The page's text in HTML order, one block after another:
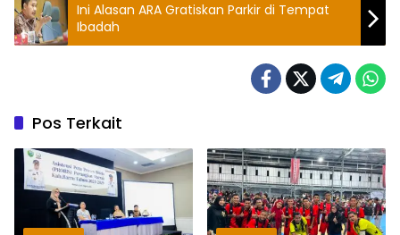
Ini Alasan ARA Gratiskan Parkir di Tempat
Ibadah
Pos Terkait